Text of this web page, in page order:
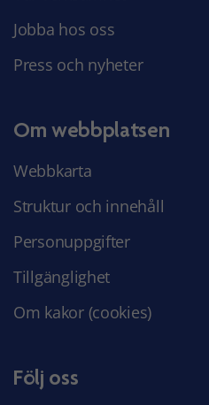
Jobba hos oss
Press och nyheter
Om webbplatsen
Webbkarta
Struktur och innehåll
Personuppgifter
Tillgänglighet
Om kakor (cookies)
Följ oss